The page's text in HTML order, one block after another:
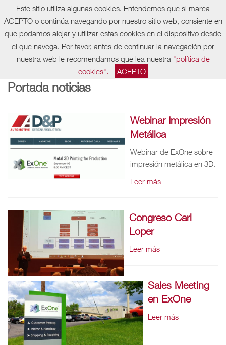
Tfno: 94 480 00 18
Portada noticias
Webinar Impresión
Metálica
Webinar de ExOne sobre
impresión metálica en 3D.
Leer más
Congreso Carl
Loper
Leer más
Sales Meeting
en ExOne
Leer más
Este sitio utiliza algunas cookies. Entendemos que si marca
ACEPTO o continúa navegando por nuestro sitio web, consiente en
que podamos alojar y utilizar estas cookies en el dispositivo desde
el que navega. Por favor, antes de continuar la navegación por
nuestra web le recomendamos que lea nuestra "política de
cookies".
ACEPTO